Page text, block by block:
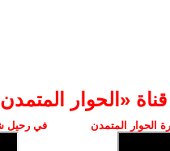
‫«الحوار
الحوار المتمدن في رحيل